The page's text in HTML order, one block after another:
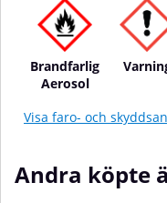
Brandfarlig
Aerosol
Visa faro- och
Andra köpte